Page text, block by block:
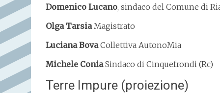
Domenico Lucano, sindaco del Comune di
Olga TarsiaMagistrato
Luciana BovaCollettiva AutonoMia
Michele ConiaSindaco di Cinquefrondi (Rc)
Terre Impure (proiezione)